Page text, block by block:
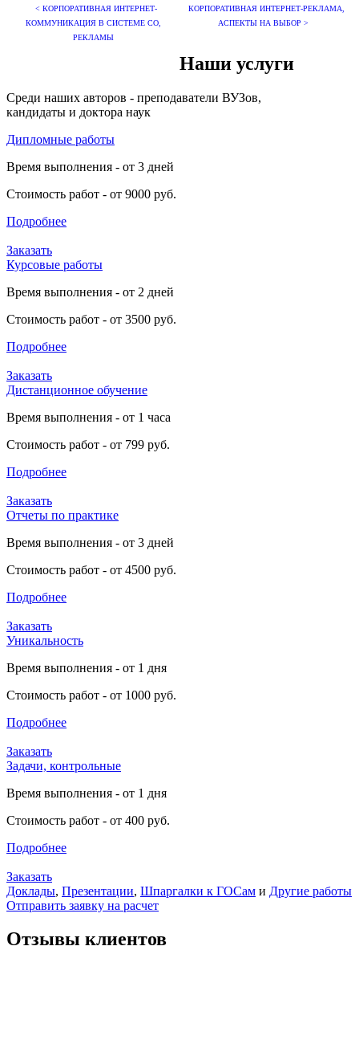
< КОРПОРАТИВНАЯ ИНТЕРНЕТ-
КОММУНИКАЦИЯ В СИСТЕМЕ СО,
РЕКЛАМЫ
КОРПОРАТИВНАЯ ИНТЕРНЕТ-РЕКЛАМА,
АСПЕКТЫ НА ВЫБОР >
Наши услуги
Среди наших авторов - преподаватели ВУЗов,
кандидаты и доктора наук
Дипломные работы
Время выполнения - от 3 дней
Стоимость работ - от 9000 руб.
Подробнее
Заказать
Курсовые работы
Время выполнения - от 2 дней
Стоимость работ - от 3500 руб.
Подробнее
Заказать
Дистанционное обучение
Время выполнения - от 1 часа
Стоимость работ - от 799 руб.
Подробнее
Заказать
Отчеты по практике
Время выполнения - от 3 дней
Стоимость работ - от 4500 руб.
Подробнее
Заказать
Уникальность
Время выполнения - от 1 дня
Стоимость работ - от 1000 руб.
Подробнее
Заказать
Задачи, контрольные
Время выполнения - от 1 дня
Стоимость работ - от 400 руб.
Подробнее
Заказать
Доклады, Презентации, Шпаргалки к ГОСам и Другие работы
Отправить заявку на расчет
Отзывы клиентов